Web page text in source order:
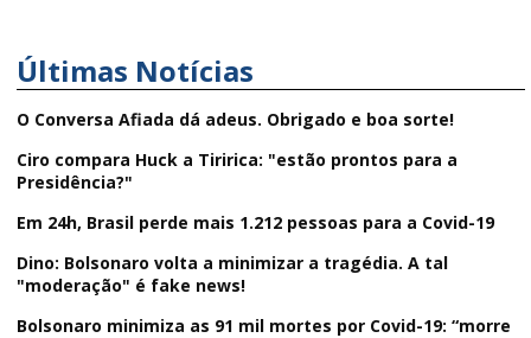
Últimas Notícias
O Conversa Afiada dá adeus. Obrigado e boa sorte!
Ciro compara Huck a Tiririca: "estão prontos para a
Presidência?"
Em 24h, Brasil perde mais 1.212 pessoas para a Covid-19
Dino: Bolsonaro volta a minimizar a tragédia. A tal
"moderação" é fake news!
Bolsonaro minimiza as 91 mil mortes por Covid-19: “morre